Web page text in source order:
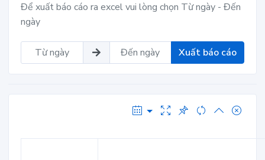
Để xuất báo cáo ra excel vui lòng chọn Từ ngày - Đến
ngày
Xuất báo cáo